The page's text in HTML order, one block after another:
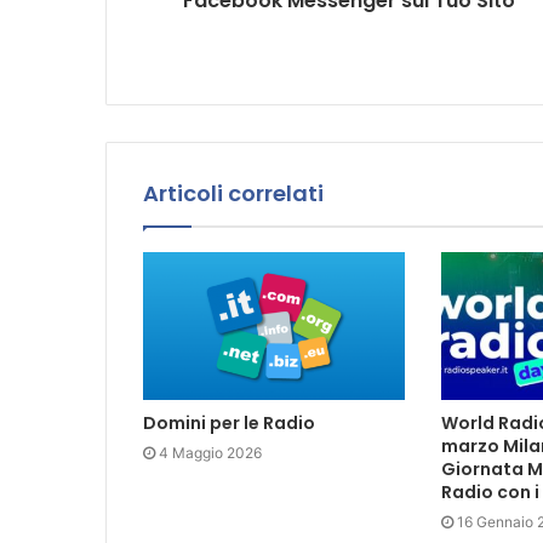
Articoli correlati
Domini per le Radio
4 Maggio 2026
World
marzo
Giornata
Radio con
16 Gennaio